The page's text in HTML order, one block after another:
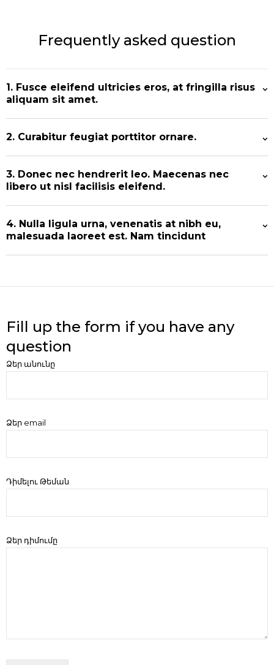
Frequently asked question
1. Fusce eleifend ultricies eros, at fringilla risus
aliquam sit amet.
2. Curabitur feugiat porttitor ornare.
3. Donec nec hendrerit leo. Maecenas nec
libero ut nisl facilisis eleifend.
4. Nulla ligula urna, venenatis at nibh eu,
malesuada laoreet est. Nam tincidunt
Fill up the form if you have any
question
Ձեր անունը
Ձեր email
Դիմելու Թեման
Ձեր դիմումը